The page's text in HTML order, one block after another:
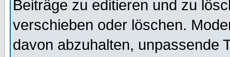
Beiträge zu editieren und zu
verschieben oder löschen.
davon abzuhalten, unpassende